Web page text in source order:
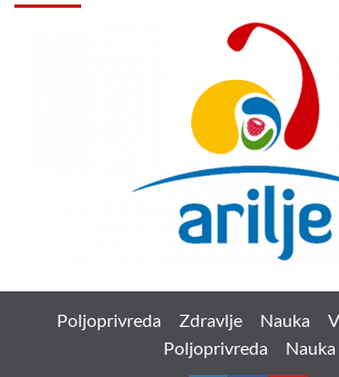
Poljoprivreda Zdravlje Nauka
Poljoprivreda
Nauka